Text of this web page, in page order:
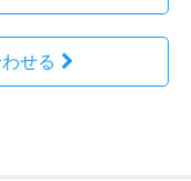
せる